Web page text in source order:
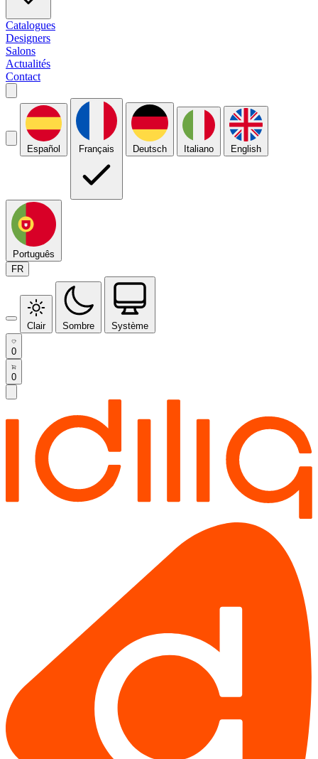
Catalogues
Designers
Salons
Actualités
Contact
Español Français Deutsch Italiano English
Português
FR
Clair Sombre Système
0
0